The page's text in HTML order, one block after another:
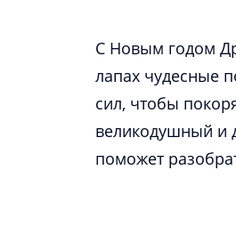
С Новым годом
лапах чудесные
сил, чтобы
великодушный и